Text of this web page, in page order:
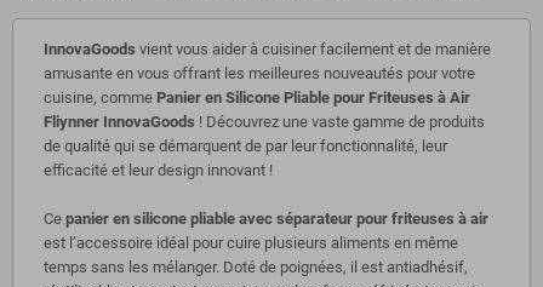
InnovaGoods vient vous aider à cuisiner facilement et de manière
amusante en vous offrant les meilleures nouveautés pour votre
cuisine, comme Panier en Silicone Pliable pour Friteuses à Air
Fliynner InnovaGoods ! Découvrez une vaste gamme de produits
de qualité qui se démarquent de par leur fonctionnalité, leur
efficacité et leur design innovant !
Ce panier en silicone pliable avec séparateur pour friteuses à air
est l’accessoire idéal pour cuire plusieurs aliments en même
temps sans les mélanger. Doté de poignées, il est antiadhésif,